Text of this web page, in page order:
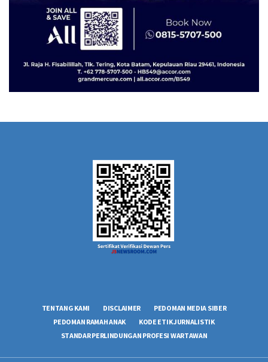
TENTANG KAMI DISCLAIMER
PEDOMAN MEDIA SIBER
PEDOMAN RAMAH ANAK
KODE ETIK JURNALISTIK
STANDAR PERLINDUNGAN PROFESI WARTAWAN